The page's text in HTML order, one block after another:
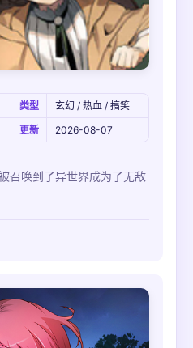
类型
玄幻 / 热血 / 搞笑
更新 2026-08-07
召唤到了异世界成为了无敌